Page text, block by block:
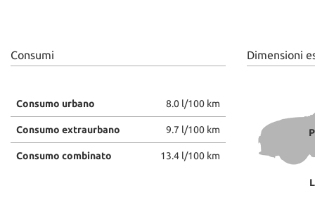
Consumi
Consumo urbano 8.0 l/100 km
Consumo extraurbano 9.7 l/100 km
Consumo combinato 13.4 l/100 km
Dimensioni
e
modificare
scelte
qualsiasi